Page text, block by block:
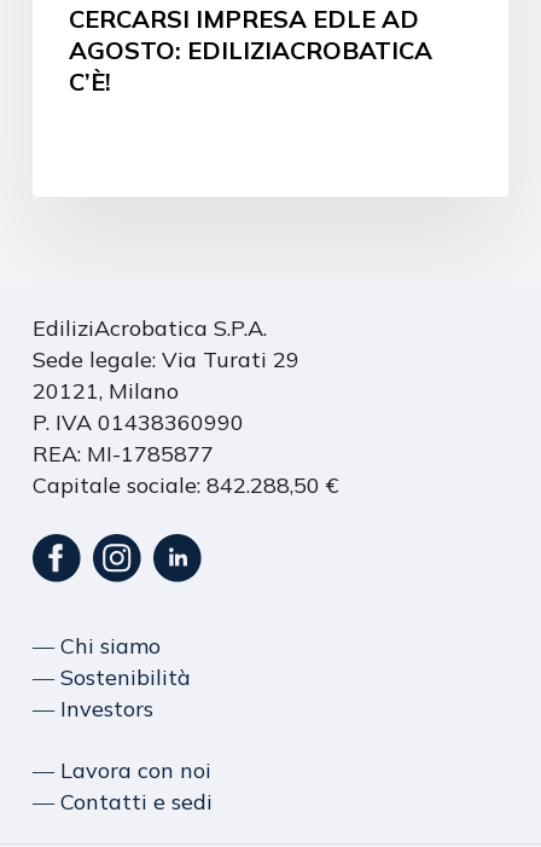
CERCARSI IMPRESA EDLE AD
AGOSTO: EDILIZIACROBATICA
C’È!
EdiliziAcrobatica S.P.A.
Sede legale: Via Turati 29
20121, Milano
P. IVA 01438360990
REA: MI-1785877
Capitale sociale: 842.288,50 €
― Chi siamo
― Sostenibilità
― Investors
― Lavora con noi
― Contatti e sedi